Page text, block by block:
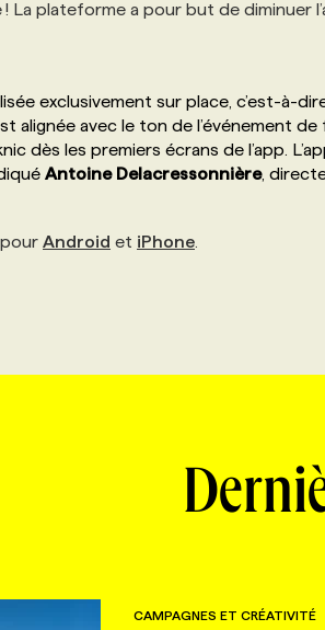
! La plateforme a pour but de diminuer
exclusivement sur place, c’est-à-
alignée avec le ton de l’événement
dès les premiers écrans de l’app.
Antoine Delacressonnière,
Android et iPhone
CAMPAGNES ET CRÉATIVITÉ